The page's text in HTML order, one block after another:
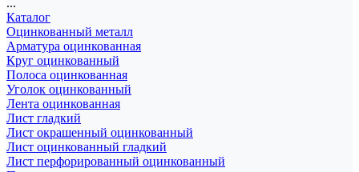
...
Каталог
Оцинкованный металл
Арматура оцинкованная
Круг оцинкованный
Полоса оцинкованная
Уголок оцинкованный
Лента оцинкованная
Лист гладкий
Лист окрашенный оцинкованный
Лист оцинкованный гладкий
Лист перфорированный оцинкованный